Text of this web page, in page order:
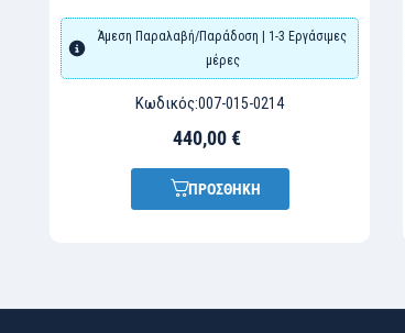
Άμεση Παραλαβή/Παράδοση | 1-3 Εργάσιμες
μέρες
Κωδικός:007-015-0214
440,00 €
ΠΡΟΣΘΗΚΗ